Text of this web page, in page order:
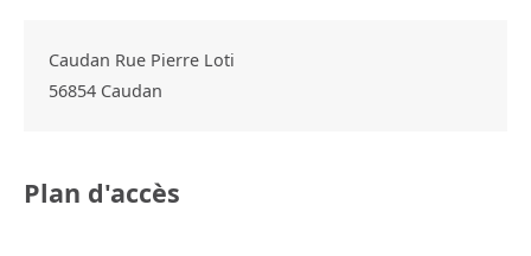
Caudan Rue Pierre Loti
56854 Caudan
Plan d'accès